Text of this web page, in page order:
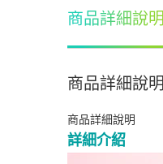
商品詳細說明
商品詳細說明
商品詳細說明
詳細介紹